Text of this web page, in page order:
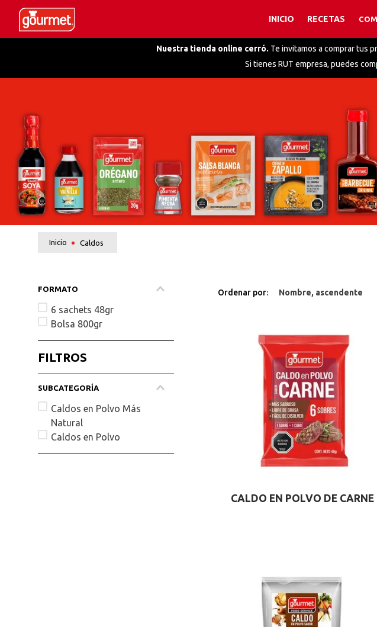
INICIO RECETAS
Nuestra tienda online cerró. Te invitamos a comprar tus
Si tienes RUT empresa, puedes
Caldos
FILTROS
Caldos en Polvo
Caldos en Polvo Más
Natural
FORMATO
6 sachets 48gr
Bolsa 800gr
Ordenar por Nombre, ascendente
CALDO EN POLVO DE CARNE